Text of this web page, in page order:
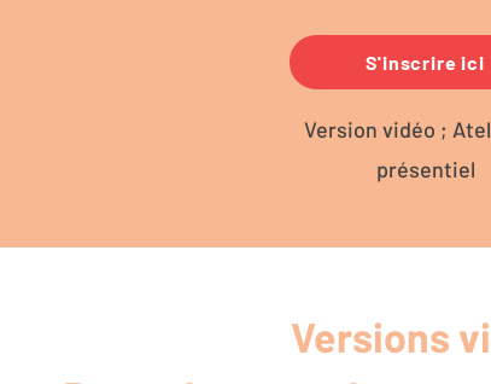
S'inscrire ici
Version vidéo ;
présentiel
Versions